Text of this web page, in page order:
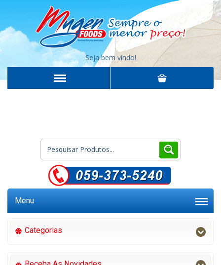
Seja bem vindo!
Menu
Categorias